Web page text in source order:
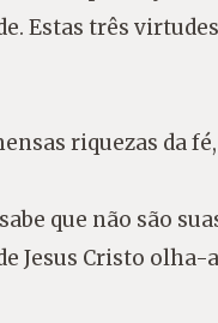
Estas três
riquezas da
que não são
Jesus Cristo olha-